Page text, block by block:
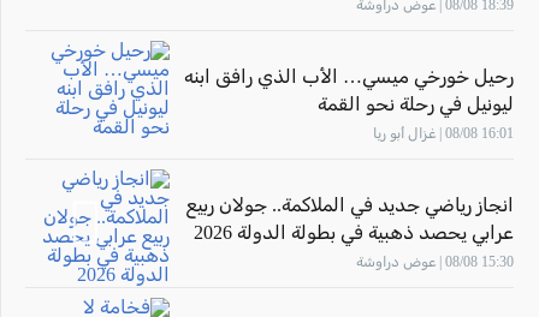
18:39 08/08 | عوض دراوشة
رحيل خورخي ميسي… الأب الذي رافق ابنه
ليونيل في رحلة نحو القمة
16:01 08/08 | غزال أبو ريا
انجاز رياضي جديد في الملاكمة.. جولان ربيع
عرابي يحصد ذهبية في بطولة الدولة 2026
15:30 08/08 | عوض دراوشة